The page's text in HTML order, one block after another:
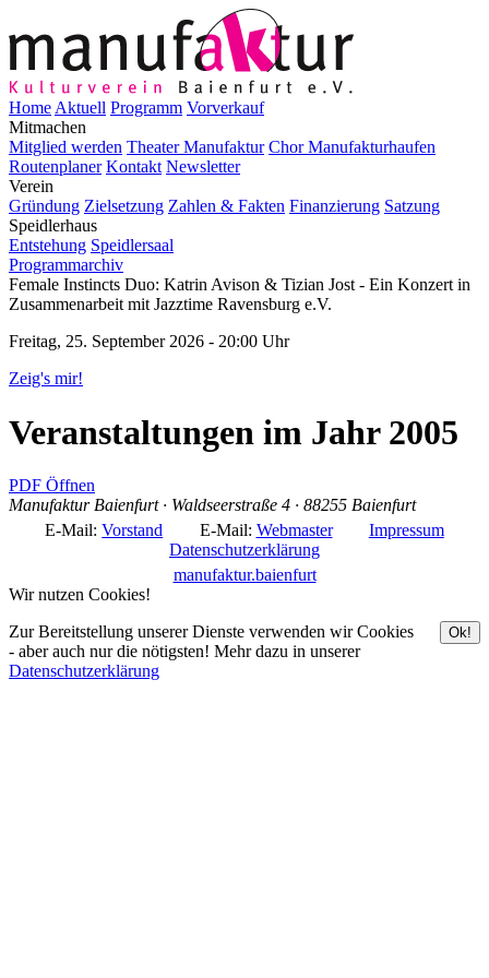
Home Aktuell Programm Vorverkauf
Mitmachen
Mitglied werden Theater Manufaktur Chor Manufakturhaufen
Routenplaner Kontakt Newsletter
Verein
Gründung Zielsetzung Zahlen & Fakten Finanzierung Satzung
Speidlerhaus
Entstehung Speidlersaal
Programmarchiv
Female Instincts Duo: Katrin Avison & Tizian Jost - Ein Konzert in
Zusammenarbeit mit Jazztime Ravensburg e.V.
Freitag, 25. September 2026 - 20:00 Uhr
Zeig's mir!
Veranstaltungen im Jahr 2005
PDF Öffnen
Manufaktur Baienfurt · Waldseerstraße 4 · 88255 Baienfurt
E-Mail:Vorstand E-Mail: Webmaster
Impressum
Datenschutzerklärung
manufaktur.baienfurt
Wir nutzen Cookies!
Zur Bereitstellung unserer Dienste verwenden wir Cookies
- aber auch nur die nötigsten! Mehr dazu in unserer
Datenschutzerklärung
Ok!